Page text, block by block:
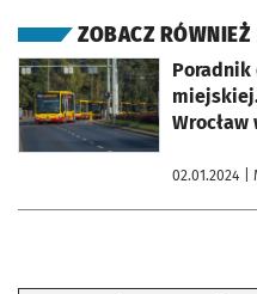
ZOBACZ RÓWNIEŻ
Wrocław
02.01.2024
otworzy się w nowej karcie